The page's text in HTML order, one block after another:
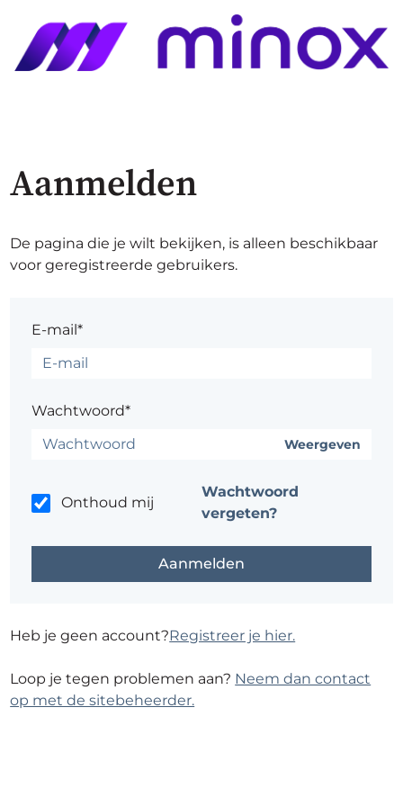
Aanmelden
De pagina die je wilt bekijken, is alleen beschikbaar
voor geregistreerde gebruikers.
E-mail*
Wachtwoord*
Weergeven
Onthoud mij
Wachtwoord
vergeten?
Heb je geen account?Registreer je hier.
Loop je tegen problemen aan? Neem dan contact
op met de sitebeheerder.